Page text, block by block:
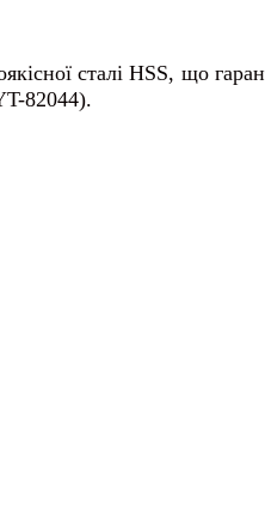
сталі HSS, що
82044).